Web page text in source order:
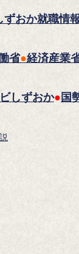
ずおか就職情
省●経済産業
しずおか● 国